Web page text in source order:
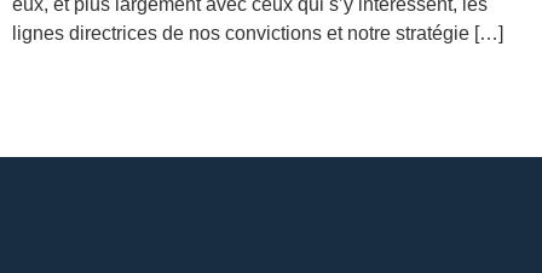
eux, et plus largement avec ceux qui s’y intéressent, les
lignes directrices de nos convictions et notre stratégie […]